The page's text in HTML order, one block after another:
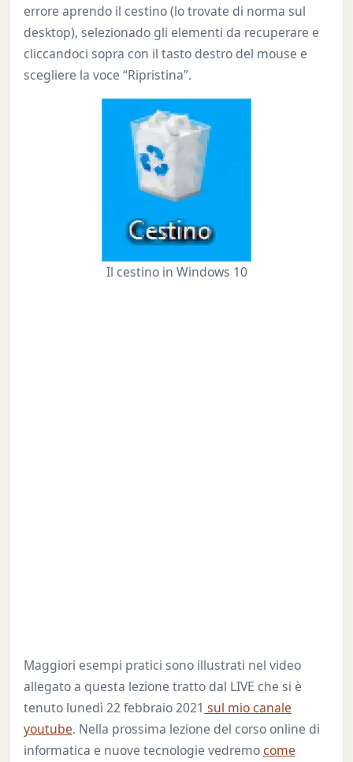
errore aprendo il cestino (lo trovate di norma sul
desktop), selezionado gli elementi da recuperare e
cliccandoci sopra con il tasto destro del mouse e
scegliere la voce “Ripristina”.
Il cestino in Windows 10
Maggiori esempi pratici sono illustrati nel video
allegato a questa lezione tratto dal LIVE che si è
tenuto lunedì 22 febbraio 2021 sul mio canale
youtube. Nella prossima lezione del corso online di
informatica e nuove tecnologie vedremocome